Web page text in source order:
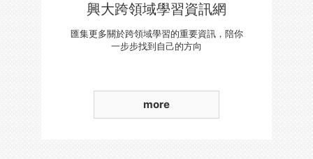
興大跨領域學習資訊網
匯集更多關於跨領域學習的重要資訊，陪你
一步步找到自己的方向
more